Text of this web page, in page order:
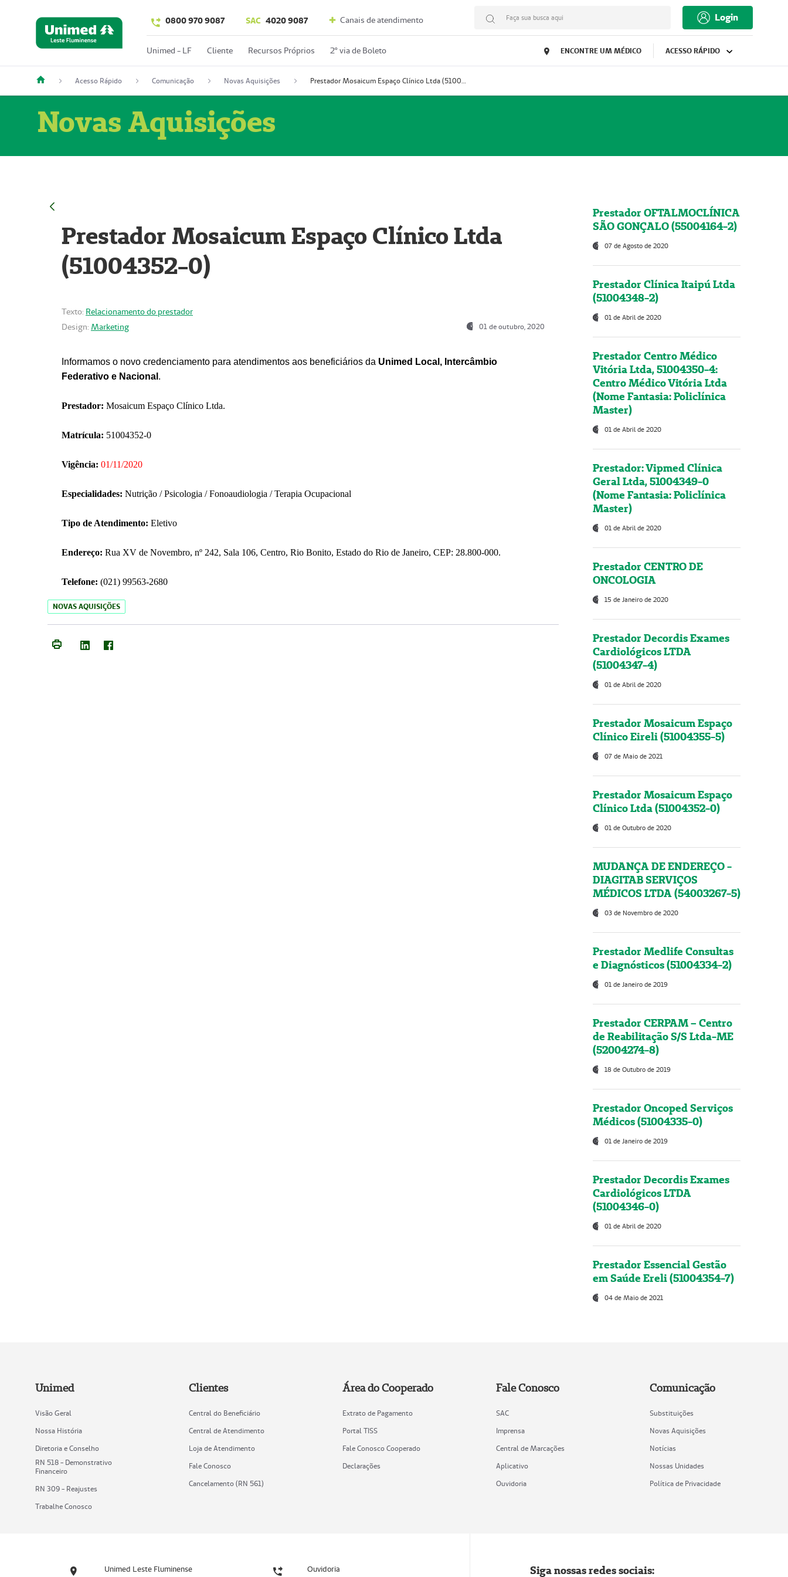
0800 970 9087 SAC 4020 9087 Canais de atendimento Faça sua busca aqui Login
Unimed - LF Cliente Recursos Próprios 2º via de Boleto ENCONTRE UM MÉDICO ACESSO RÁPIDO
Acesso Rápido Comunicação Novas Aquisições Prestador Mosaicum Espaço Clínico Ltda (51004352-0)
Novas Aquisições
Prestador Mosaicum Espaço Clínico Ltda
(51004352-0)
Texto: Relacionamento do prestador
Design: Marketing 01 de outubro, 2020
Informamos o novo credenciamento para atendimentos aos beneficiários da Unimed Local, Intercâmbio
Federativo e Nacional .
Prestador: Mosaicum Espaço Clínico Ltda.
Matrícula: 51004352-0
Vigência: 01/11/2020
Especialidades: Nutrição / Psicologia / Fonoaudiologia / Terapia Ocupacional
Tipo de Atendimento: Eletivo
Endereço: Rua XV de Novembro, nº 242, Sala 106, Centro, Rio Bonito, Estado do Rio de Janeiro, CEP: 28.800-000.
Telefone: (021) 99563-2680
NOVAS AQUISIÇÕES
Prestador OFTALMOCLÍNICA
SÃO GONÇALO (55004164-2)
07 de Agosto de 2020
Prestador Clínica Itaipú Ltda
(51004348-2)
01 de Abril de 2020
Prestador Centro Médico
Vitória Ltda, 51004350-4:
Centro Médico Vitória Ltda
(Nome Fantasia: Policlínica
Master)
01 de Abril de 2020
Prestador: Vipmed Clínica
Geral Ltda, 51004349-0
(Nome Fantasia: Policlínica
Master)
01 de Abril de 2020
Prestador CENTRO DE
ONCOLOGIA
15 de Janeiro de 2020
Prestador Decordis Exames
Cardiológicos LTDA
(51004347-4)
01 de Abril de 2020
Prestador Mosaicum Espaço
Clínico Eireli (51004355-5)
07 de Maio de 2021
Prestador Mosaicum Espaço
Clínico Ltda (51004352-0)
01 de Outubro de 2020
MUDANÇA DE ENDEREÇO -
DIAGITAB SERVIÇOS
MÉDICOS LTDA (54003267-5)
03 de Novembro de 2020
Prestador Medlife Consultas
e Diagnósticos (51004334-2)
01 de Janeiro de 2019
Prestador CERPAM – Centro
de Reabilitação S/S Ltda-ME
(52004274-8)
18 de Outubro de 2019
Prestador Oncoped Serviços
Médicos (51004335-0)
01 de Janeiro de 2019
Prestador Decordis Exames
Cardiológicos LTDA
(51004346-0)
01 de Abril de 2020
Prestador Essencial Gestão
em Saúde Ereli (51004354-7)
04 de Maio de 2021
Unimed
Visão Geral
Nossa História
Diretoria e Conselho
RN 518 - Demonstrativo
Financeiro
RN 309 - Reajustes
Trabalhe Conosco
Clientes
Central do Beneficiário
Central de Atendimento
Loja de Atendimento
Fale Conosco
Cancelamento (RN 561)
Área do Cooperado
Extrato de Pagamento
Portal TISS
Fale Conosco Cooperado
Declarações
Fale Conosco
SAC
Imprensa
Central de Marcações
Aplicativo
Ouvidoria
Comunicação
Substituições
Novas Aquisições
Notícias
Nossas Unidades
Política de Privacidade
Unimed Leste Fluminense Ouvidoria Siga nossas redes sociais: